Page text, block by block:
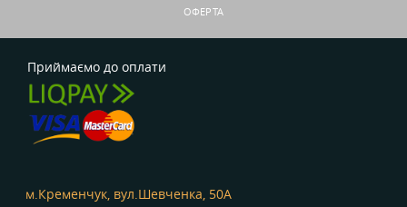
ОФЕРТА
Приймаємо до оплати
м.Кременчук, вул.Шевченка, 50А